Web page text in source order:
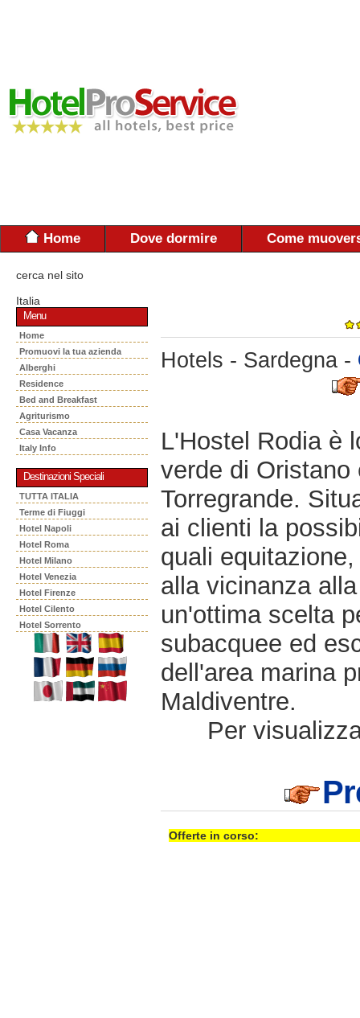
Home Dove dormire Come
cerca nel sito
Italia
Menu
Home
Promuovi la tua azienda
Alberghi
Residence
Bed and Breakfast
Agriturismo
Casa Vacanza
Italy Info
Destinazioni Speciali
TUTTA ITALIA
Terme di Fiuggi
Hotel Napoli
Hotel Roma
Hotel Milano
Hotel Venezia
Hotel Firenze
Hotel Cilento
Hotel Sorrento
Hotels - Sardegna -
L'Hostel Rodia è
verde di
Torregrande.
ai clienti la
quali
alla vicinanza
un'ottima scelta
subacquee ed
dell'area marina
Maldiventre.
Per
Offerte in corso: